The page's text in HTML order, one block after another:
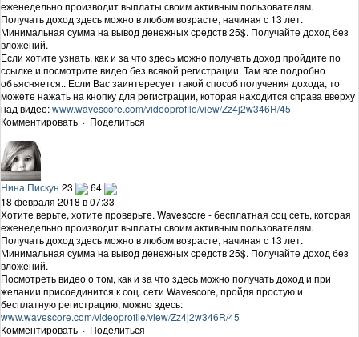
еженедельно производит выплаты своим активным пользователям.
Получать доход здесь можно в любом возрасте, начиная с 13 лет.
Минимальная сумма на вывод денежных средств 25$. Получайте доход без
вложений.
Если хотите узнать, как и за что здесь можно получать доход пройдите по
ссылке и посмотрите видео без всякой регистрации. Там все подробно
объясняется.. Если Вас заинтересует такой способ получения дохода, то
можете нажать на кнопку для регистрации, которая находится справа вверху
над видео:www.wavescore.com/videoprofile/view/Zz4j2w346R/45
Комментировать · Поделиться
Нина Пискун 23
64
18 февраля 2018 в 07:33
Хотите верьте, хотите проверьте. Wavescore - бесплатная соц сеть, которая
еженедельно производит выплаты своим активным пользователям.
Получать доход здесь можно в любом возрасте, начиная с 13 лет.
Минимальная сумма на вывод денежных средств 25$. Получайте доход без
вложений.
Посмотреть видео о том, как и за что здесь можно получать доход и при
желании присоединится к соц. сети Wavescore, пройдя простую и
бесплатную регистрацию, можно здесь:
www.wavescore.com/videoprofile/view/Zz4j2w346R/45
Комментировать · Поделиться